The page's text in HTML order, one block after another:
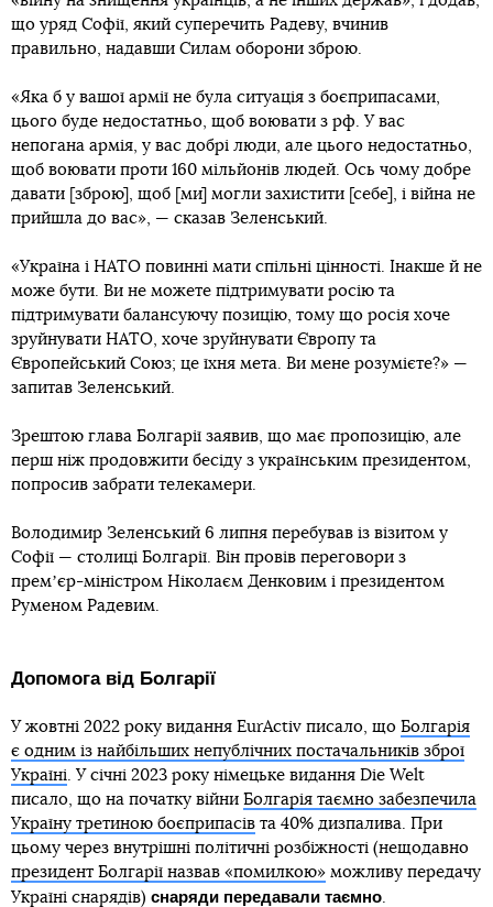
що уряд Софії, який суперечить Радеву, вчинив
правильно, надавши Силам оборони зброю.
«Яка б у вашої армії не була ситуація з боєприпасами,
цього буде недостатньо, щоб воювати з рф. У вас
непогана армія, у вас добрі люди, але цього недостатньо,
щоб воювати проти 160 мільйонів людей. Ось чому добре
давати [зброю], щоб [ми] могли захистити [себе], і війна не
прийшла до вас», — сказав Зеленський.
«Україна і НАТО повинні мати спільні цінності. Інакше й не
може бути. Ви не можете підтримувати росію та
підтримувати балансуючу позицію, тому що росія хоче
зруйнувати НАТО, хоче зруйнувати Європу та
Європейський Союз; це їхня мета. Ви мене розумієте?» —
запитав Зеленський.
Зрештою глава Болгарії заявив, що має пропозицію, але
перш ніж продовжити бесіду з українським президентом,
попросив забрати телекамери.
Володимир Зеленський 6 липня перебував із візитом у
Софії — столиці Болгарії. Він провів переговори з
премʼєр-міністром Ніколаєм Денковим і президентом
Руменом Радевим.
Допомога від Болгарії
У жовтні 2022 року видання EurActiv писало, що Болгарія
є одним із найбільших непублічних постачальників зброї
Україні. У січні 2023 року німецьке видання Die Welt
писало, що на початку війни Болгарія таємно забезпечила
Україну третиною боєприпасів та 40% дизпалива. При
цьому через внутрішні політичні розбіжності (нещодавно
президент Болгарії назвав «помилкою» можливу передачу
Україні снарядів) снаряди передавали таємно.